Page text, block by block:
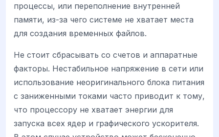
процессы, или переполнение внутренней
памяти, из-за чего системе не хватает места
для создания временных файлов.
Не стоит сбрасывать со счетов и аппаратные
факторы. Нестабильное напряжение в сети или
использование неоригинального блока питания
с заниженными токами часто приводит к тому,
что процессору не хватает энергии для
запуска всех ядер и графического ускорителя.